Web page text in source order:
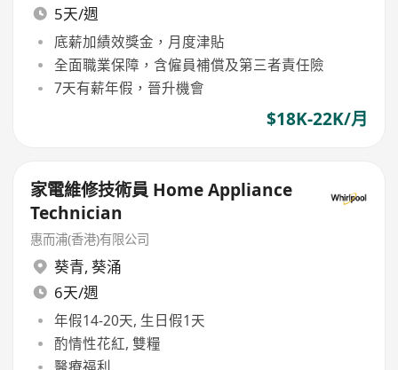
5天/週
底薪加績效獎金，月度津貼
全面職業保障，含僱員補償及第三者責任險
7天有薪年假，晉升機會
$18K-22K/月
家電維修技術員 Home Appliance
Technician
惠而浦(香港)有限公司
葵青, 葵涌
6天/週
年假14-20天, 生日假1天
酌情性花紅, 雙糧